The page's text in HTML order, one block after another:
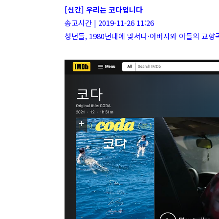
[신간] 우리는 코다입니다
송고시간 | 2019-11-26 11:26
청년들, 1980년대에 맞서다·아버지와 아들의 교향